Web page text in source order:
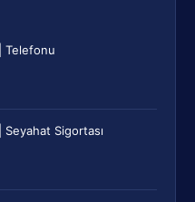
Telefonu
Sigortası